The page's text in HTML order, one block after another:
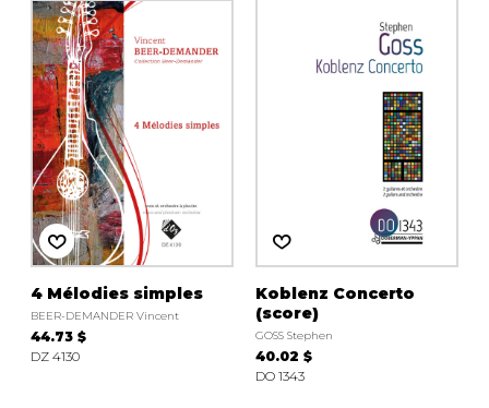
4 Mélodies simples
BEER-DEMANDER Vincent
44.73 $
DZ 4130
Koblenz Concerto
(score)
GOSS Stephen
40.02 $
DO 1343